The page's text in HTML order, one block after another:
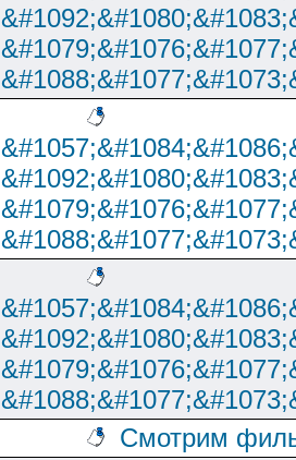
Смотрим